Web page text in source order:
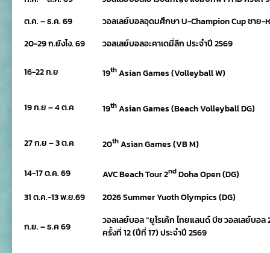
ต.ค. – ธ.ค. 69
วอลเลย์บอลอุดมศึกษา U-Champion Cup ชาย-
20-29 ก.ยังไง. 69 วอลเลย์บอลอะคาเดมี่ลีก ประจำปี 2569
16-22 ก.ย 19thAsian Games (Volleyball W)
19 ก.ย – 4 ต.ค 19thAsian Games (Beach Volleyball DG)
27 ก.ย – 3 ต.ค 20thAsian Games (VB M)
14-17 ต.ค. 69 AVC Beach Tour 2ndDoha Open (DG)
31 ต.ค.-13 พ.ย.69
2026 Summer Yuoth Olympics (DG)
ก.ย. – ธ.ค 69
วอลเลย์บอล “ยูโรเค้ก ไทยแลนด์ บีช วอลเลย์บอล
ครั้งที่ 12 (ปีที่ 17) ประจำปี 2569